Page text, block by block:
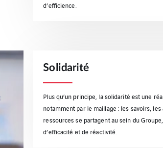
d’efficience.
Solidarité
Plus qu’un principe, la solidarité est une
notamment par le maillage : les savoirs,
ressources se partagent au sein du
d’efficacité et de réactivité.